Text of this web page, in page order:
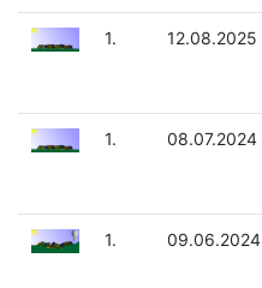
1. 12.08.2025
1. 08.07.2024
1. 09.06.2024